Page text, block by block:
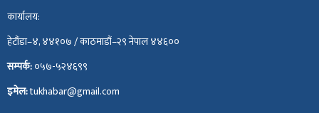
कार्यालय:
हेटौंडा–४, ४४१०७ / काठमाडौं–२९ नेपाल ४४६००
सम्पर्क:०५७-५२४६९९
इमेल:tukhabar@gmail.com